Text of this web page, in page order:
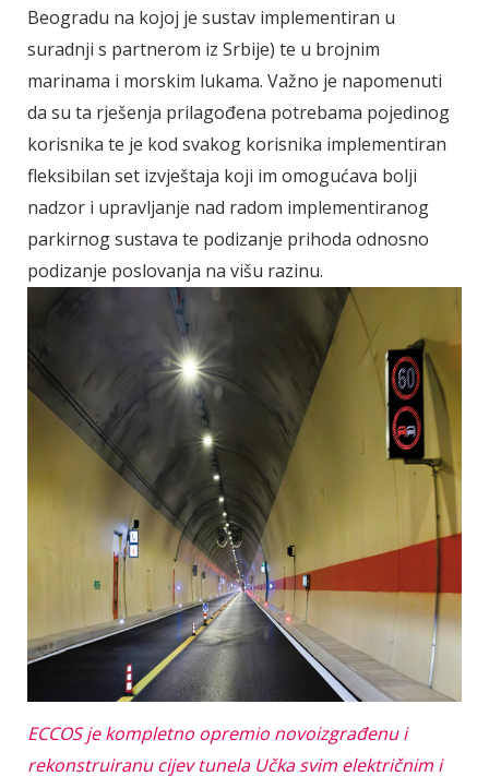
Beogradu na kojoj je sustav implementiran u
suradnji s partnerom iz Srbije) te u brojnim
marinama i morskim lukama. Važno je napomenuti
da su ta rješenja prilagođena potrebama pojedinog
korisnika te je kod svakog korisnika implementiran
fleksibilan set izvještaja koji im omogućava bolji
nadzor i upravljanje nad radom implementiranog
parkirnog sustava te podizanje prihoda odnosno
podizanje poslovanja na višu razinu.
ECCOS je kompletno opremio novoizgrađenu i
rekonstruiranu cijev tunela Učka svim električnim i